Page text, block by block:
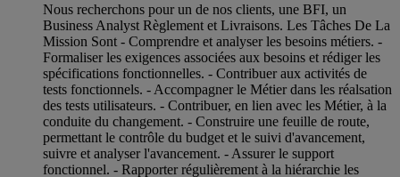
Nous recherchons pour un de nos clients, une BFI, un
Business Analyst Règlement et Livraisons. Les Tâches De La
Mission Sont - Comprendre et analyser les besoins métiers. -
Formaliser les exigences associées aux besoins et rédiger les
spécifications fonctionnelles. - Contribuer aux activités de
tests fonctionnels. - Accompagner le Métier dans les réalsation
des tests utilisateurs. - Contribuer, en lien avec les Métier, à la
conduite du changement. - Construire une feuille de route,
permettant le contrôle du budget et le suivi d'avancement,
suivre et analyser l'avancement. - Assurer le support
fonctionnel. - Rapporter régulièrement à la hiérarchie les